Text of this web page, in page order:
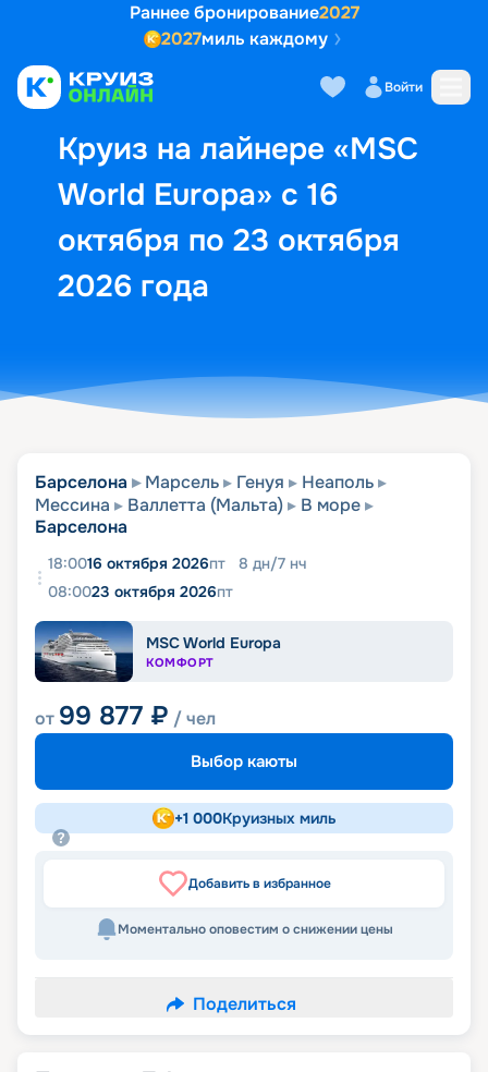
Раннее бронирование2027
2027миль каждому
Войти
Круиз на лайнере «MSC
World Europa» с 16
октября по 23 октября
2026 года
Выбор кают Маршрут и
Барселона Марсель Генуя
Неаполь
Мессина
Валлетта (Мальта)
В море
Барселона
18:0016 октября 2026пт 8 дн/7 нч
08:0023 октября 2026пт
MSC World Europa
КОМФОРТ
от 99 877 ₽ / чел
Выбор каюты
+1 000Круизных миль
Добавить в избранное
Моментально оповестим о снижении цены
Поделиться